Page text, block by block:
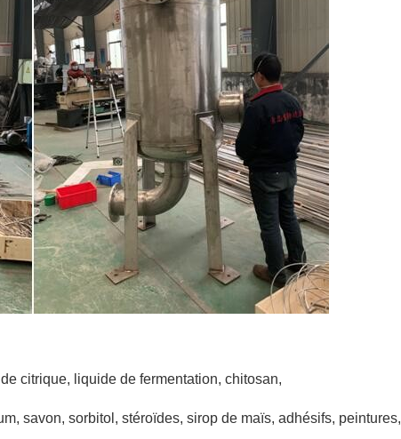
citrique, liquide de fermentation, chitosan,
savon, sorbitol, stéroïdes, sirop de maïs, adhésifs, peintures,